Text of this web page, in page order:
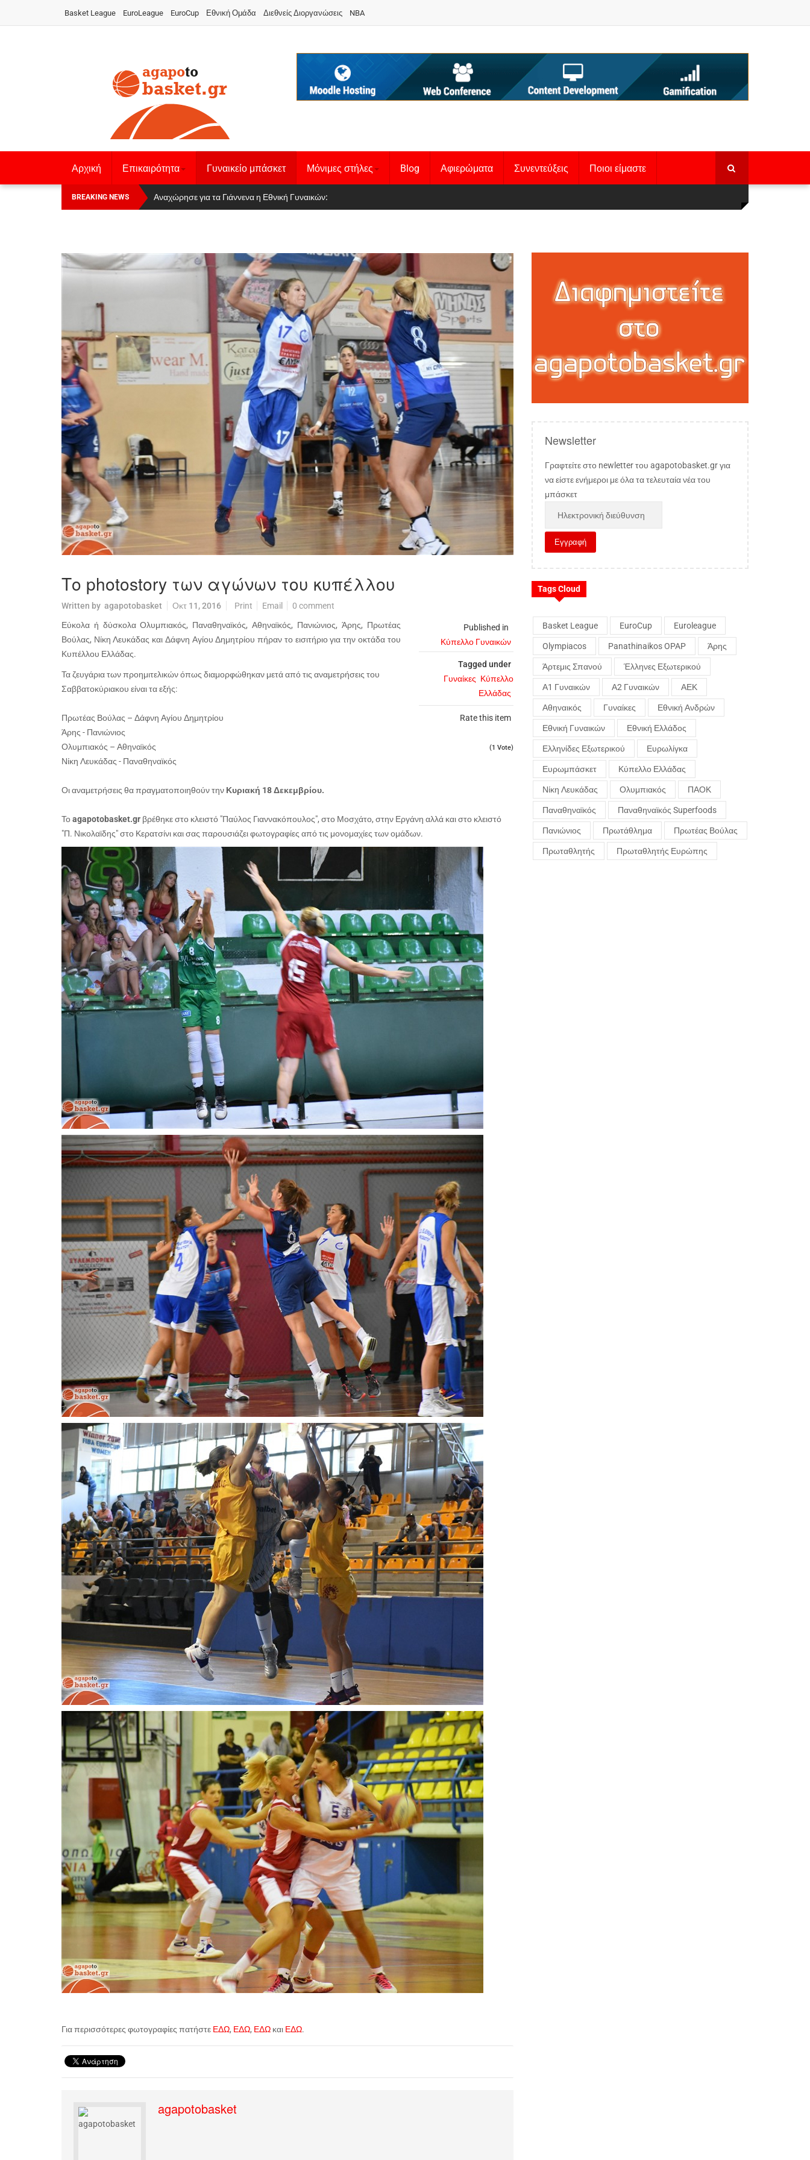
Basket League EuroLeague EuroCup Εθνική Ομάδα Διεθνείς Διοργανώσεις NBA
Αρχική Επικαιρότητα Γυναικείο μπάσκετ Μόνιμες στήλες Blog Αφιερώματα Συνεντεύξεις Ποιοι είμαστε
BREAKING NEWS Οι Πάνθηρες Καβάλας στην Women Basketball League 1
Αναχώρησε για τα Γιάννενα η Εθνική Γυναικών:
Το photostory των αγώνων του κυπέλλου
Written by agapotobasket Οκτ 11, 2016 Print Email 0 comment
Published in
Κύπελλο Γυναικών
Tagged under
Γυναίκες Κύπελλο
Ελλάδας
Rate this item
(1 Vote)
Εύκολα ή δύσκολα Ολυμπιακός, Παναθηναϊκός, Αθηναϊκός, Πανιώνιος, Άρης, Πρωτέας
Βούλας, Νίκη Λευκάδας και Δάφνη Αγίου Δημητρίου πήραν το εισιτήριο για την οκτάδα του
Κυπέλλου Ελλάδας.
Τα ζευγάρια των προημιτελικών όπως διαμορφώθηκαν μετά από τις αναμετρήσεις του
Σαββατοκύριακου είναι τα εξής:
Πρωτέας Βούλας – Δάφνη Αγίου Δημητρίου
Άρης - Πανιώνιος
Ολυμπιακός – Αθηναϊκός
Νίκη Λευκάδας - Παναθηναϊκός
Οι αναμετρήσεις θα πραγματοποιηθούν την Κυριακή 18 Δεκεμβρίου.
Τοagapotobasket.gr βρέθηκε στο κλειστό "Παύλος Γιαννακόπουλος", στο Μοσχάτο, στην Εργάνη αλλά και στο κλειστό
"Π. Νικολαϊδης" στο Κερατσίνι και σας παρουσιάζει φωτογραφίες από τις μονομαχίες των ομάδων.
Για περισσότερες φωτογραφίες πατήστε ΕΔΩ, ΕΔΩ, ΕΔΩ και ΕΔΩ.
agapotobasket
Newsletter
Γραφτείτε στο newletter του agapotobasket.gr για
να είστε ενήμεροι με όλα τα τελευταία νέα του
μπάσκετ
Tags Cloud
Basket League EuroCup Euroleague
Olympiacos Panathinaikos OPAP Άρης
Άρτεμις Σπανού Έλληνες Εξωτερικού
Α1 Γυναικών Α2 Γυναικών ΑΕΚ
Αθηναικός Γυναίκες Εθνική Ανδρών
Εθνική Γυναικών Εθνική Ελλάδος
Ελληνίδες Εξωτερικού Ευρωλίγκα
Ευρωμπάσκετ Κύπελλο Ελλάδας
Νίκη Λευκάδας Ολυμπιακός ΠΑΟΚ
Παναθηναϊκός Παναθηναϊκός Superfoods
Πανιώνιος Πρωτάθλημα Πρωτέας Βούλας
Πρωταθλητής Πρωταθλητής Ευρώπης